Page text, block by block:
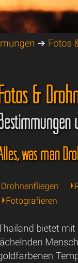
➔ Fotos
&
was man
Drohnenfliegen
Fotografieren
bietet mit